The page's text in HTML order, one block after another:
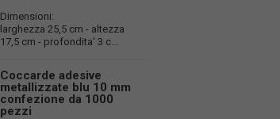
Dimensioni:
larghezza 25,5 cm - altezza
17,5 cm - profondita' 3 c...
Coccarde adesive
metallizzate blu 10 mm
confezione da 1000
pezzi